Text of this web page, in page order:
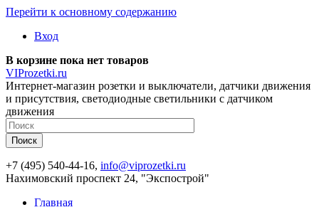
Перейти к основному содержанию
Вход
В корзине пока нет товаров
VIProzetki.ru
Интернет-магазин розетки и выключатели, датчики движения
и присутствия, светодиодные светильники с датчиком
движения
+7 (495) 540-44-16, info@viprozetki.ru
Нахимовский проспект 24, "Экспострой"
Главная